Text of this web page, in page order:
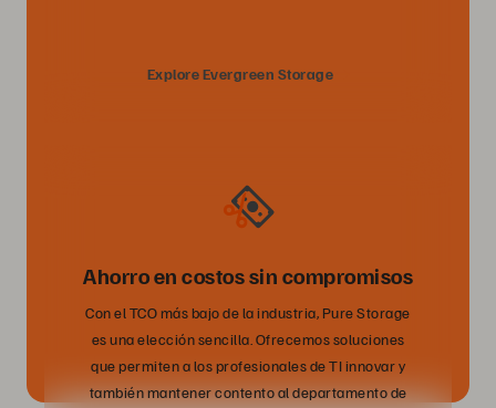
Explore Evergreen Storage
Ahorro en costos sin compromisos
Con el TCO más bajo de la industria, Pure Storage
es una elección sencilla. Ofrecemos soluciones
que permiten a los profesionales de TI innovar y
también mantener contento al departamento de